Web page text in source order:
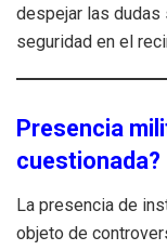
despejar las
seguridad en el
Presencia
cuestionada?
La presencia de
objeto de